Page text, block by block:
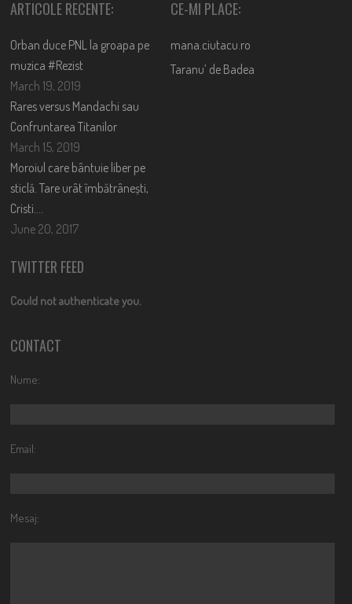
ARTICOLE RECENTE:
Orban duce PNL la groapa pe
muzica #Rezist
March 19, 2019
Rares versus Mandachi sau
Confruntarea Titanilor
March 15, 2019
Moroiul care bântuie liber pe
sticlă. Tare urât îmbătrânești,
Cristi….
June 20, 2017
CE-MI PLACE:
mana.ciutacu.ro
Taranu’ de Badea
TWITTER FEED
Could not authenticate you.
CONTACT
Nume:
Email:
Mesaj: